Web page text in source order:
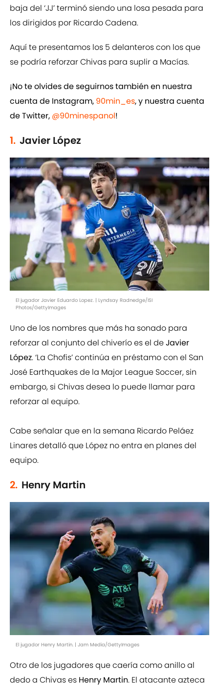
baja del ‘JJ’ terminó siendo una losa pesada para
los dirigidos por Ricardo Cadena.
Aquí te presentamos los 5 delanteros con los que
se podría reforzar Chivas para suplir a Macías.
¡No te olvides de seguirnos también en nuestra
cuenta de Instagram, 90min_es, y nuestra cuenta
de Twitter, @90minespanol!
1. Javier López
El jugador Javier Eduardo Lopez. | Lyndsay Radnedge/ISI
Photos/GettyImages
Uno de los nombres que más ha sonado para
reforzar al conjunto del chiverío es el deJavier
López. ‘La Chofis’ continúa en préstamo con el San
José Earthquakes de la Major League Soccer, sin
embargo, si Chivas desea lo puede llamar para
reforzar al equipo.
Cabe señalar que en la semana Ricardo Peláez
Linares detalló que López no entra en planes del
equipo.
2. Henry Martin
El jugador Henry Martin. | Jam Media/GettyImages
Otro de los jugadores que caería como anillo al
dedo a Chivas es Henry Martin. El atacante azteca